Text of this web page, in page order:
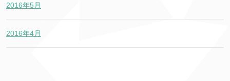
2016年5月
2016年4月